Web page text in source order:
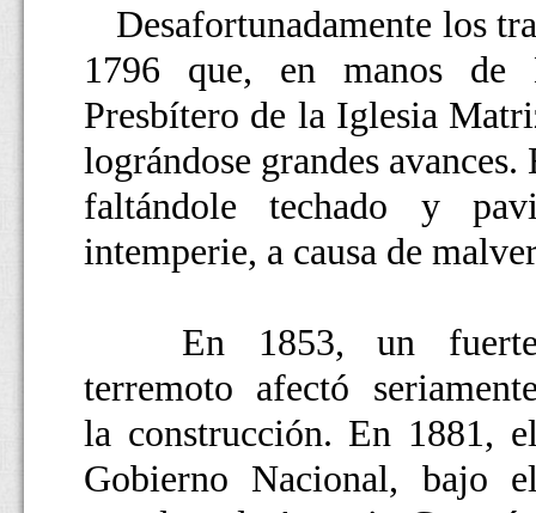
Desafortunadamente los
1796 que, en manos de
Presbítero de la Iglesia
lográndose grandes
faltándole techado y
intemperie, a causa de
En 1853, un
terremoto afectó
la construcción. En 1881,
Gobierno Nacional, bajo